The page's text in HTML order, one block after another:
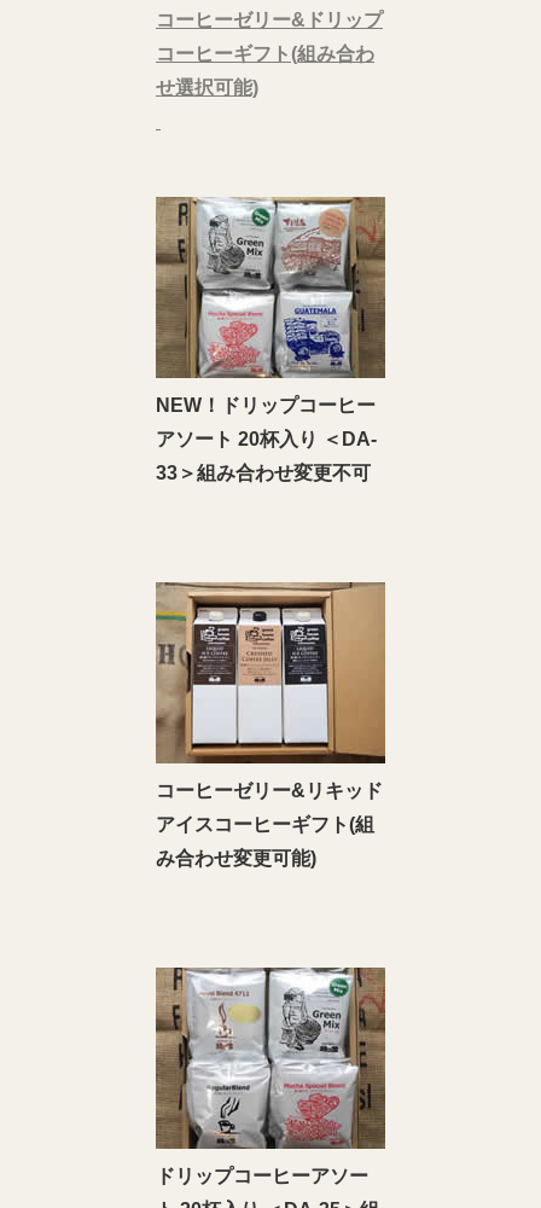
コーヒーゼリー&ドリップ
コーヒーギフト(組み合わ
せ選択可能)
NEW！ドリップコーヒー
アソート 20杯入り ＜DA‐
33＞組み合わせ変更不可
コーヒーゼリー&リキッド
アイスコーヒーギフト(組
み合わせ変更可能)
ドリップコーヒーアソー